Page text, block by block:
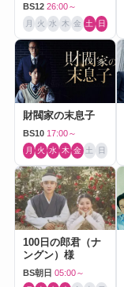
BS12 26:00～
月 火 水 木 金 土 日
財閥家の末息子
BS10 17:00～
月 火 水 木 金 土 日
100日の郎君（ナ
ングン）様
BS朝日 05:00～